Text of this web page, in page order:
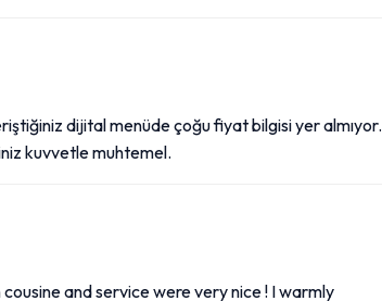
dijital menüde çoğu fiyat bilgisi yer almıyor.
kuvvetle muhtemel.
and service were very nice ! I warmly